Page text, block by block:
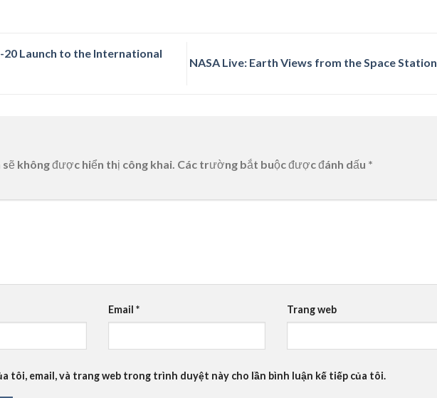
20 Launch to the International
NASA Live: Earth Views from the Space Station
sẽ không được hiển thị công khai. Các trường bắt buộc được đánh dấu *
Email * Trang web
tôi, email, và trang web trong trình duyệt này cho lần bình luận kế tiếp của tôi.